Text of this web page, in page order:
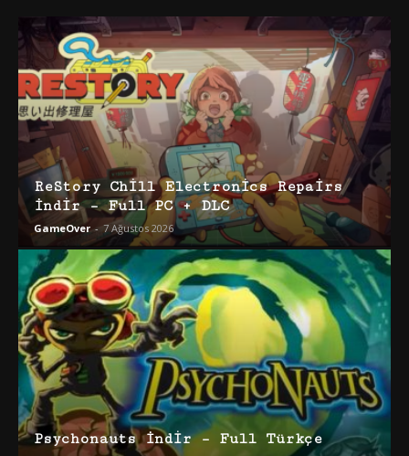
ReStory Chill Electronics Repairs
İndir – Full PC + DLC
GameOver - 7 Ağustos 2026
Psychonauts İndir – Full Türkçe